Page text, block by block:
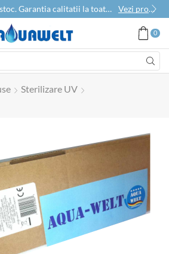
Livrare imediata din stoc. Garantia calitatii la toate produsele Vezi produse
0
Sterilizare UV